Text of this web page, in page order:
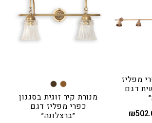
מפליז
דגם
₪המחיר
מנורת קיר זוגית בסגנון
כפרי מפליז דגם
״ברצלונה״